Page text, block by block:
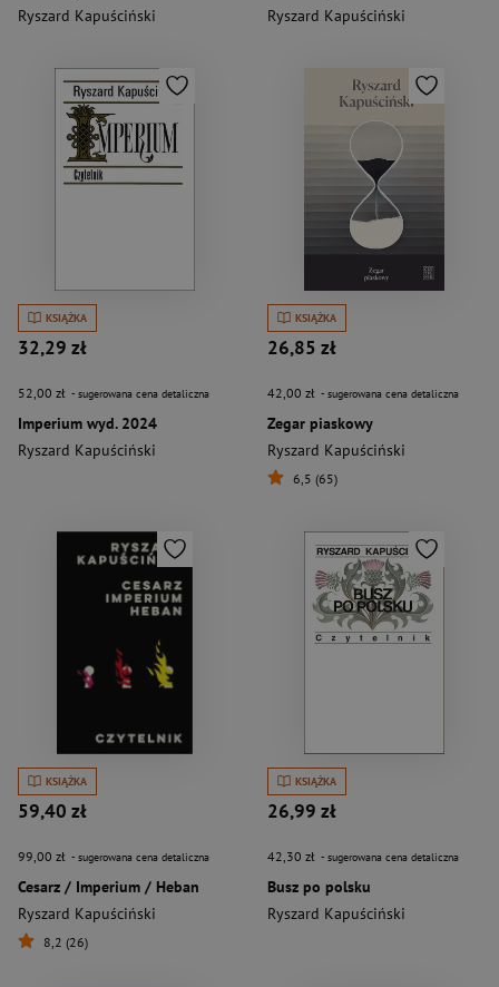
Ryszard Kapuściński
Ryszard Kapuściński
KSIĄŻKA
32,29 zł
52,00 zł - sugerowana cena detaliczna
Imperium wyd. 2024
Ryszard Kapuściński
KSIĄŻKA
26,85 zł
42,00 zł - sugerowana cena detaliczna
Zegar piaskowy
Ryszard Kapuściński
6,5 (65)
KSIĄŻKA
59,40 zł
99,00 zł - sugerowana cena detaliczna
Cesarz / Imperium / Heban
Ryszard Kapuściński
8,2 (26)
KSIĄŻKA
26,99 zł
42,30 zł - sugerowana cena detaliczna
Busz po polsku
Ryszard Kapuściński